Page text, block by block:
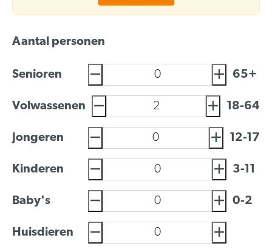
Aantal personen
Senioren 65+
Volwassenen 18-64
Jongeren 12-17
Kinderen 3-11
Baby's 0-2
Huisdieren